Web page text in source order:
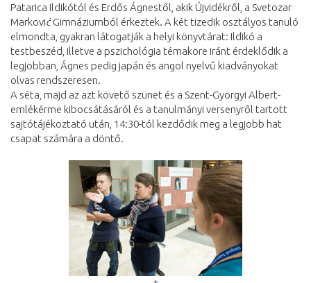
Patarica Ildikótól és Erdős Ágnestől, akik Újvidékről, a Svetozar
MarkovićGimnáziumból érkeztek. A két tizedik osztályos tanuló
elmondta, gyakran látogatják a helyi könyvtárat: Ildikó a
testbeszéd, illetve a pszichológia témaköre iránt érdeklődik a
legjobban, Ágnes pedig japán és angol nyelvű kiadványokat
olvas rendszeresen.
A séta, majd az azt követő szünet és a Szent-Györgyi Albert-
emlékérme kibocsátásáról és a tanulmányi versenyről tartott
sajtótájékoztató után, 14:30-tól kezdődik meg a legjobb hat
csapat számára a döntő.